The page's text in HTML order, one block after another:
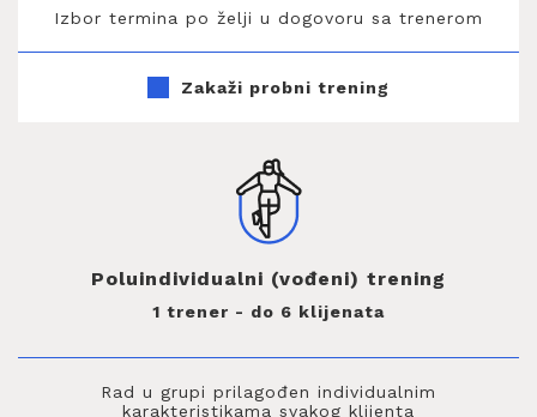
Izbor termina po želji u dogovoru sa trenerom
Zakaži probni trening
Poluindividualni (vođeni) trening
1 trener - do 6 klijenata
Rad u grupi prilagođen individualnim
karakteristikama svakog klijenta